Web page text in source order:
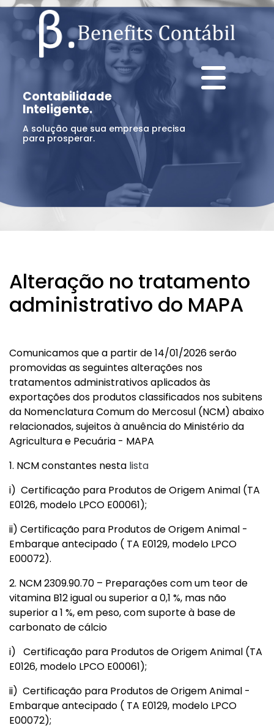
Contabilidade
Inteligente.
A solução que sua empresa precisa
para prosperar.
Alteração no tratamento
administrativo do MAPA
Comunicamos que a partir de 14/01/2026 serão
promovidas as seguintes alterações nos
tratamentos administrativos aplicados às
exportações dos produtos classificados nos subitens
da Nomenclatura Comum do Mercosul (NCM) abaixo
relacionados, sujeitos à anuência do Ministério da
Agricultura e Pecuária - MAPA
1. NCM constantes nesta lista
i) Certificação para Produtos de Origem Animal (TA
E0126, modelo LPCO E00061);
ii) Certificação para Produtos de Origem Animal -
Embarque antecipado ( TA E0129, modelo LPCO
E00072).
2. NCM 2309.90.70 – Preparações com um teor de
vitamina B12 igual ou superior a 0,1 %, mas não
superior a 1 %, em peso, com suporte à base de
carbonato de cálcio
i) Certificação para Produtos de Origem Animal (TA
E0126, modelo LPCO E00061);
ii) Certificação para Produtos de Origem Animal -
Embarque antecipado ( TA E0129, modelo LPCO
E00072);